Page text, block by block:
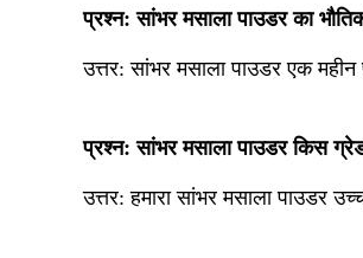
प्रश्न: सांभर मसाला पाउडर का
उत्तर: सांभर मसाला पाउडर एक
प्रश्न: सांभर मसाला पाउडर किस
उत्तर:हमारा सांभर मसाला पाउडर